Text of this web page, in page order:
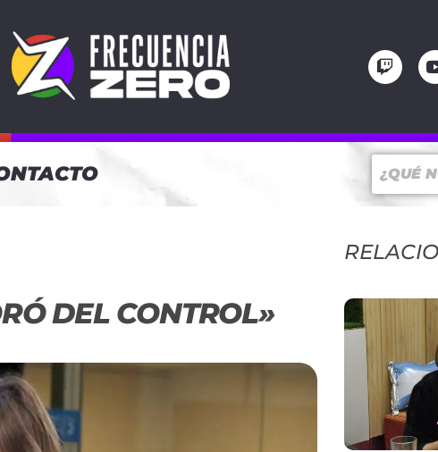
DEL CONTROL»